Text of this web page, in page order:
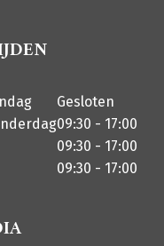
Gesloten
09:30 - 17:00
09:30 - 17:00
09:30 - 17:00